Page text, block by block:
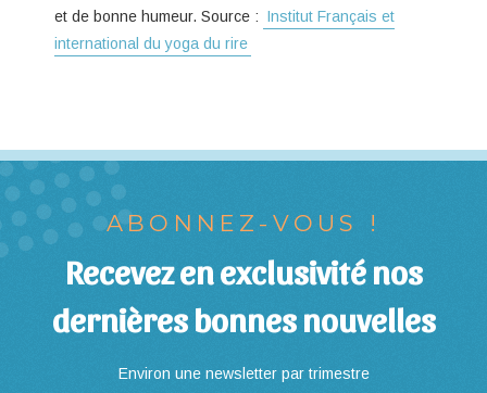
et de bonne humeur. Source : Institut Français et
international du yoga du rire
ABONNEZ-VOUS !
Recevez en exclusivité nos
dernières bonnes nouvelles
Environ une newsletter par trimestre